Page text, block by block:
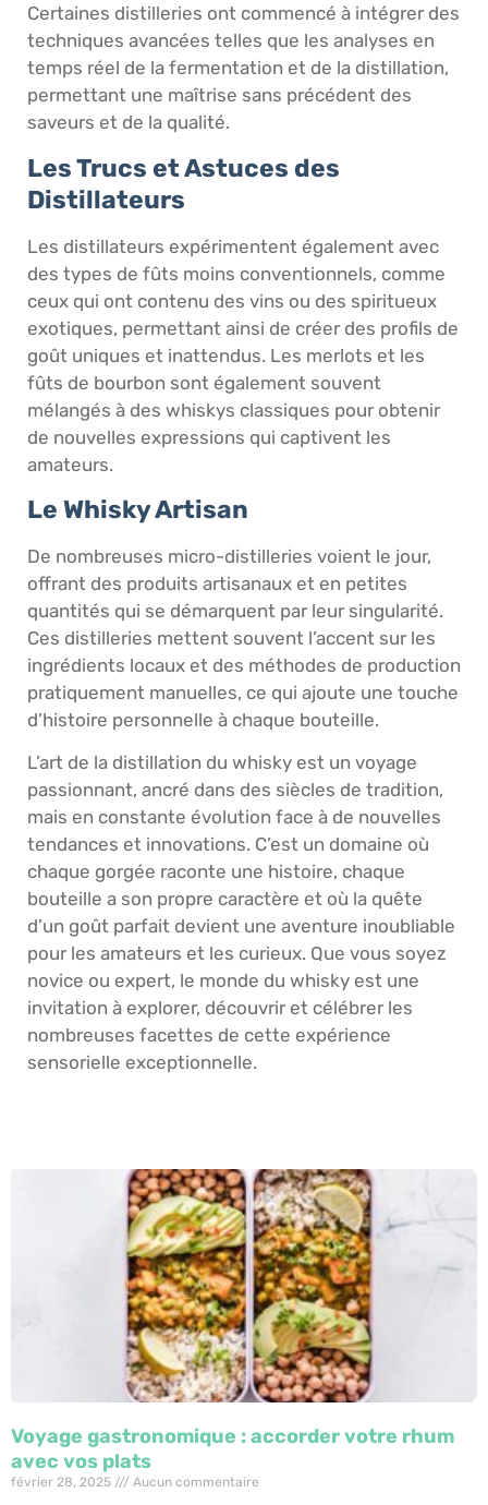
Certaines distilleries ont commencé à intégrer des
techniques avancées telles que les analyses en
temps réel de la fermentation et de la distillation,
permettant une maîtrise sans précédent des
saveurs et de la qualité.
Les Trucs et Astuces des
Distillateurs
Les distillateurs expérimentent également avec
des types de fûts moins conventionnels, comme
ceux qui ont contenu des vins ou des spiritueux
exotiques, permettant ainsi de créer des profils de
goût uniques et inattendus. Les merlots et les
fûts de bourbon sont également souvent
mélangés à des whiskys classiques pour obtenir
de nouvelles expressions qui captivent les
amateurs.
Le Whisky Artisan
De nombreuses micro-distilleries voient le jour,
offrant des produits artisanaux et en petites
quantités qui se démarquent par leur singularité.
Ces distilleries mettent souvent l’accent sur les
ingrédients locaux et des méthodes de production
pratiquement manuelles, ce qui ajoute une touche
d’histoire personnelle à chaque bouteille.
L’art de la distillation du whisky est un voyage
passionnant, ancré dans des siècles de tradition,
mais en constante évolution face à de nouvelles
tendances et innovations. C’est un domaine où
chaque gorgée raconte une histoire, chaque
bouteille a son propre caractère et où la quête
d’un goût parfait devient une aventure inoubliable
pour les amateurs et les curieux. Que vous soyez
novice ou expert, le monde du whisky est une
invitation à explorer, découvrir et célébrer les
nombreuses facettes de cette expérience
sensorielle exceptionnelle.
Voyage gastronomique : accorder votre rhum
avec vos plats
février 28, 2025 Aucun commentaire